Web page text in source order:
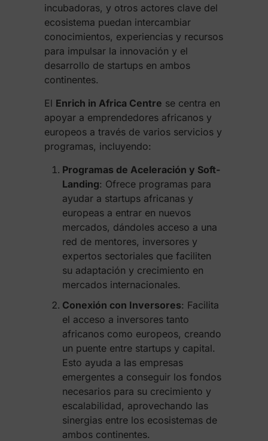
incubadoras, y otros actores clave del
ecosistema puedan intercambiar
conocimientos, experiencias y recursos
para impulsar la innovación y el
desarrollo de startups en ambos
continentes.
El Enrich in Africa Centre se centra en
apoyar a emprendedores africanos y
europeos a través de varios servicios y
programas, incluyendo:
Programas de Aceleración y Soft-
Landing: Ofrece programas para
ayudar a startups africanas y
europeas a entrar en nuevos
mercados, dándoles acceso a una
red de mentores, inversores y
expertos sectoriales que faciliten
su adaptación y crecimiento en
mercados internacionales.
Conexión con Inversores: Facilita
el acceso a inversores tanto
africanos como europeos, creando
un puente entre startups y capital.
Esto ayuda a las empresas
emergentes a conseguir los fondos
necesarios para su crecimiento y
escalabilidad, aprovechando las
sinergias entre los ecosistemas de
ambos continentes.